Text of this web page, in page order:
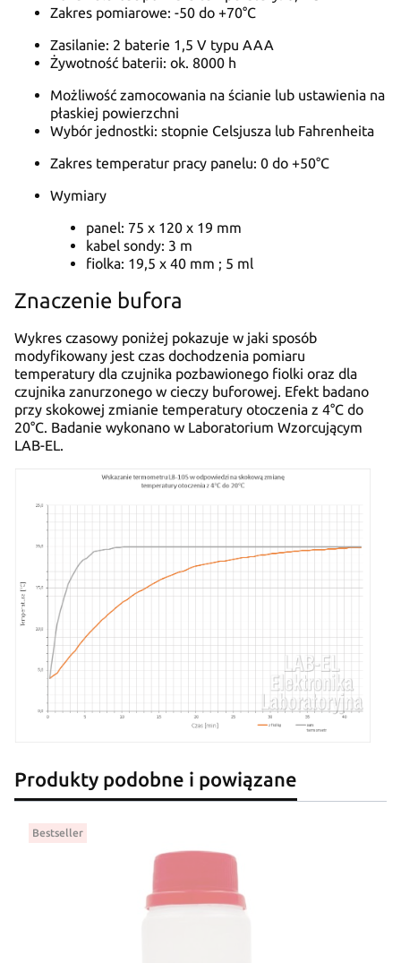
Zakres pomiarowe: -50 do +70°C
Zasilanie: 2 baterie 1,5 V typu AAA
Żywotność baterii: ok. 8000 h
Możliwość zamocowania na ścianie lub ustawienia na
płaskiej powierzchni
Wybór jednostki: stopnie Celsjusza lub Fahrenheita
Zakres temperatur pracy panelu: 0 do +50°C
Wymiary
panel: 75 x 120 x 19 mm
kabel sondy: 3 m
fiolka: 19,5 x 40 mm ; 5 ml
Znaczenie bufora
Wykres czasowy poniżej pokazuje w jaki sposób
modyfikowany jest czas dochodzenia pomiaru
temperatury dla czujnika pozbawionego fiolki oraz dla
czujnika zanurzonego w cieczy buforowej. Efekt badano
przy skokowej zmianie temperatury otoczenia z 4°C do
20°C. Badanie wykonano w Laboratorium Wzorcującym
LAB-EL.
Produkty podobne i powiązane
Bestseller